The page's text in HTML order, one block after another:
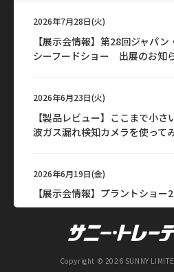
2026年7月28日(火)
【展示会情報】第28回ジャパ
シーフードショー 出展のお知
2026年6月23日(火)
【製品レビュー】ここまで小
波ガス漏れ検知カメラを使って
2026年6月19日(金)
【展示会情報】プラントショ
2026年6月15日(月)
【サニー通信】FOOMA
Copyright © 2026 SUNNY